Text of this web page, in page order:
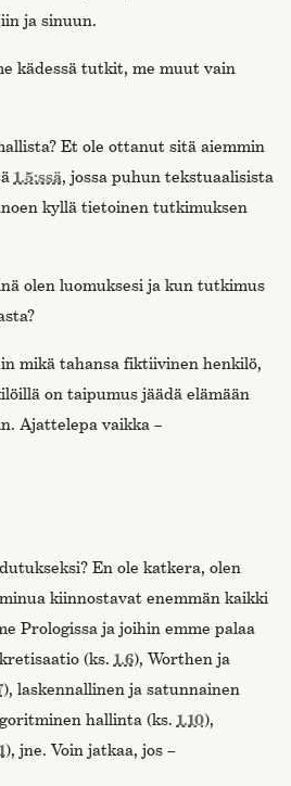
ja sinuun.
kädessä tutkit, me muut vain
Et ole ottanut sitä aiemmin
1.5:ssä, jossa puhun tekstuaalisista
kyllä tietoinen tutkimuksen
olen luomuksesi ja kun tutkimus
mikä tahansa fiktiivinen henkilö,
on taipumus jäädä elämään
Ajattelepa vaikka –
En ole katkera, olen
kiinnostavat enemmän kaikki
Prologissa ja joihin emme palaa
(ks. 1.6), Worthen ja
), laskennallinen ja satunnainen
hallinta (ks. 1.10),
), jne. Voin jatkaa, jos –